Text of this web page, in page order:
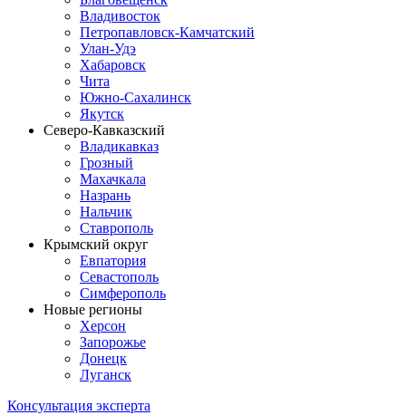
Владивосток
Петропавловск-Камчатский
Улан-Удэ
Хабаровск
Чита
Южно-Сахалинск
Якутск
Северо-Кавказский
Владикавказ
Грозный
Махачкала
Назрань
Нальчик
Ставрополь
Крымский округ
Евпатория
Севастополь
Симферополь
Новые регионы
Херсон
Запорожье
Донецк
Луганск
Консультация эксперта